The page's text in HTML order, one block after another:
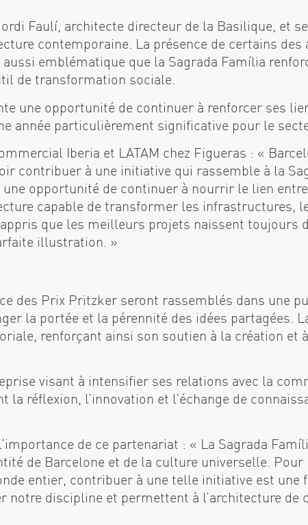
Faulí, architecte directeur de la Basilique, et
contemporaine. La présence de certains
emblématique que la Sagrada Família
de transformation sociale.
une opportunité de continuer à renforcer ses
année particulièrement significative pour le
Iberia et LATAM chez Figueras : «
contribuer à une initiative qui rassemble à la
opportunité de continuer à nourrir le lien
capable de transformer les infrastructures,
que les meilleurs projets naissent toujours
illustration. »
des Prix Pritzker seront rassemblés dans une
la portée et la pérennité des idées partagées.
renforçant ainsi son soutien à la création et
visant à intensifier ses relations avec la
réflexion, l’innovation et l’échange de
de ce partenariat : « La Sagrada
de Barcelone et de la culture universelle.
entier, contribuer à une telle initiative est une
notre discipline et permettent à l’architecture de